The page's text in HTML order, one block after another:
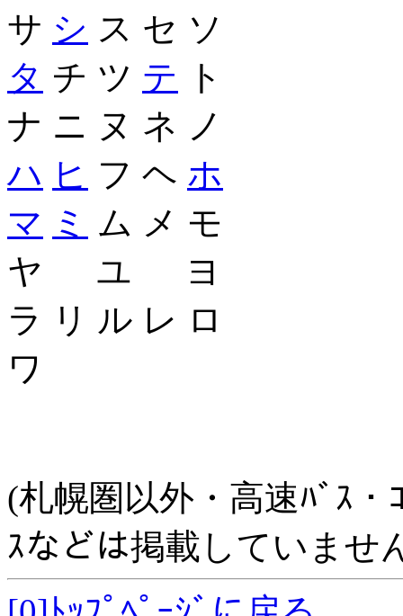
サ シ ス セ ソ
タ チ ツ テ ト
ナ ニ ヌ ネ ノ
ハ ヒ フ ヘ ホ
マ ミ ム メ モ
ヤ ユ ヨ
ラ リ ル レ ロ
ワ
(札幌圏以外・高速ﾊﾞｽ・
ｽなどは掲載していませ